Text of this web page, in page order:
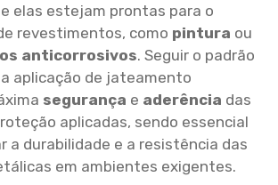
elas estejam prontas para o
revestimentos, como pintura ou
anticorrosivos. Seguir o padrão
aplicação de jateamento
segurança e aderência das
aplicadas, sendo essencial
a durabilidade e a resistência das
em ambientes exigentes.